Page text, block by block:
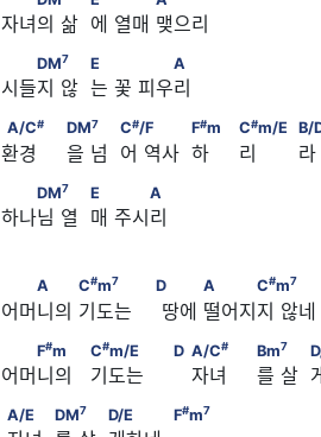
자녀의 삶  에 열매 맺으리
DM7 E           A
DM7 E A
시들지 않  는 꽃 피우리
A/C# DM7
A/C# DM7 C#/F F#m C#m/E B/
환경     을 넘  어 역사  하     리       라
DM7 E         A
DM7 E A
하나님 열  매 주시리
A        C#m7 D
A C#m7 D A C#m7
어머니의 기도는     땅에 떨어지지 않네
m                    C m/E
F#m C#m/E D A/C# Bm7
어머니의   기도는        자녀     를 살
A/E                    DM7 D/E
A/E DM7 D/E F#m7